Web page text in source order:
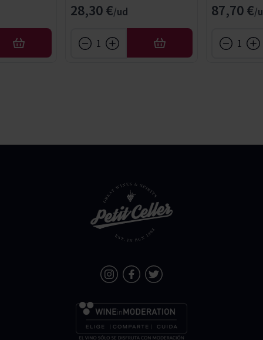
AÑADIR
28,30 €
AÑADIR
87,70 €